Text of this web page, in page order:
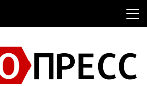
газеты "Брюховецкие новости"